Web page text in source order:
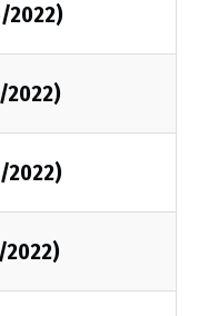
2022)
2022)
2022)